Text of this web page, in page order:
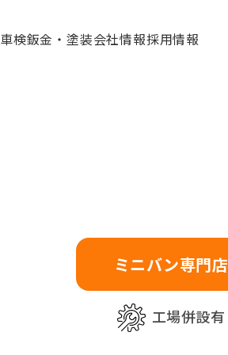
車検鈑金・塗装会社情報採用情報
ミニバン専門店
工場併設有